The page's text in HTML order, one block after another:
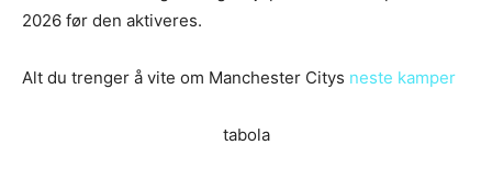
2026 før den aktiveres.
Alt du trenger å vite om Manchester Citys neste kamper
tabola